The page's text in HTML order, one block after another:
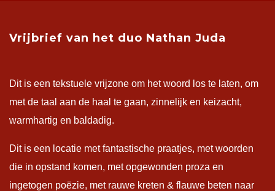
Vrijbrief van het duo Nathan Juda
Dit is een tekstuele vrijzone om het woord los te laten, om
met de taal aan de haal te gaan, zinnelijk en keizacht,
warmhartig en baldadig.
Dit is een locatie met fantastische praatjes, met woorden
die in opstand komen, met opgewonden proza en
ingetogen poëzie, met rauwe kreten & flauwe beten naar